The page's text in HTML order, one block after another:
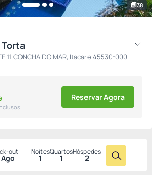
38
Torta
11 CONCHA DO MAR, Itacare 45530-000
Reservar Agora
out
Ago
Noites
1
Quartos
1
Hóspedes
2